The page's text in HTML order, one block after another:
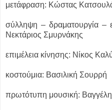
μετάφραση: Κώστας
σύλληψη – δραματουργία –
Νεκτάριος Σμυρνάκης
επιμέλεια κίνησης: Νίκος
κοστούμια: Βασιλική Σουρρή
πρωτότυπη μουσική: